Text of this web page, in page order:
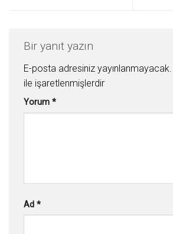
Bir yanıt yazın
E-posta adresiniz yayınlanmayacak.
ile işaretlenmişlerdir
Yorum *
Ad *